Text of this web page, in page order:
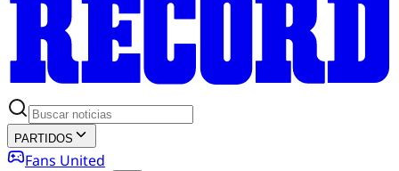
PARTIDOS
Fans United